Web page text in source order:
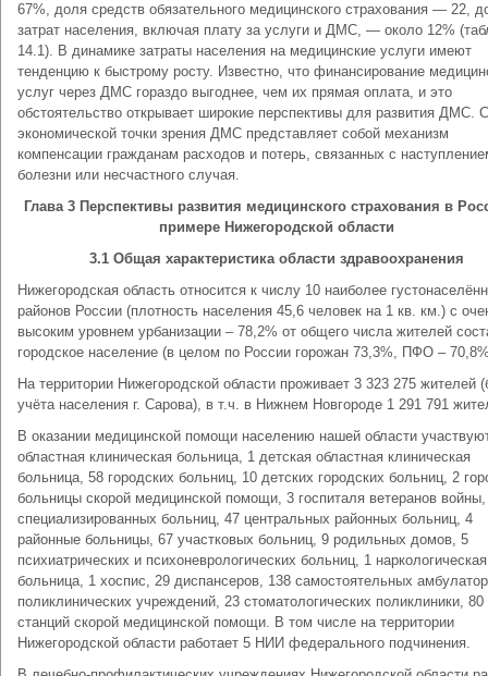
67%, доля средств обязательного медицинского страхования — 22,
затрат населения, включая плату за услуги и ДМС, — около 12%
14.1). В динамике затраты населения на медицинские услуги имеют
тенденцию к быстрому росту. Известно, что финансирование
услуг через ДМС гораздо выгоднее, чем их прямая оплата, и это
обстоятельство открывает широкие перспективы для развития ДМС. С
экономической точки зрения ДМС представляет собой механизм
компенсации гражданам расходов и потерь, связанных с
болезни или несчастного случая.
Глава 3 Перспективы развития медицинского страхования в
примере Нижегородской области
3.1 Общая характеристика области здравоохранения
Нижегородская область относится к числу 10 наиболее
районов России (плотность населения 45,6 человек на 1 кв. км.) с
высоким уровнем урбанизации – 78,2% от общего числа жителей
городское население (в целом по России горожан 73,3%, ПФО –
На территории Нижегородской области проживает 3 323 275 жителей
учёта населения г. Сарова), в т.ч. в Нижнем Новгороде 1 291 791
В оказании медицинской помощи населению нашей области
областная клиническая больница, 1 детская областная клиническая
больница, 58 городских больниц, 10 детских городских больниц, 2
больницы скорой медицинской помощи, 3 госпиталя ветеранов
специализированных больниц, 47 центральных районных больниц, 4
районные больницы, 67 участковых больниц, 9 родильных домов, 5
психиатрических и психоневрологических больниц, 1 наркологическая
больница, 1 хоспис, 29 диспансеров, 138 самостоятельных
поликлинических учреждений, 23 стоматологических поликлиники, 80
станций скорой медицинской помощи. В том числе на территории
Нижегородской области работает 5 НИИ федерального подчинения.